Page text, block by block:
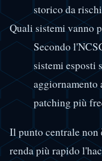
storico da
Quali sistemi vanno
Secondo
sistemi esposti
patching più
Il punto centrale
renda più rapido